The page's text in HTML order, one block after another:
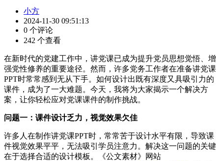
小方
2024-11-30 09:51:13
0 个评论
242 个查看
在新时代的党建工作中，讲党课已成为提升党员思想觉悟、增
强党性修养的重要途径。然而，许多党务工作者在准备讲党课
PPT时常常感到无从下手。如何设计出既有深度又具吸引力的
课件，成为了一大难题。今天，我将为大家揭示一个解决方
案，让你轻松应对党课课件的制作挑战。
问题一：课件设计乏力，视觉效果欠佳
许多人在制作讲党课PPT时，常常苦于设计水平有限，导致课
件视觉效果平平，无法吸引学员注意力。解决这一问题的关键
在于选择合适的设计模板。《公文素材》网站